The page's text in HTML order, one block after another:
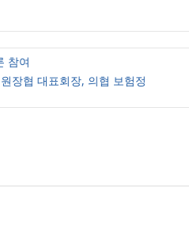
참여
장협 대표회장, 의협 보험정